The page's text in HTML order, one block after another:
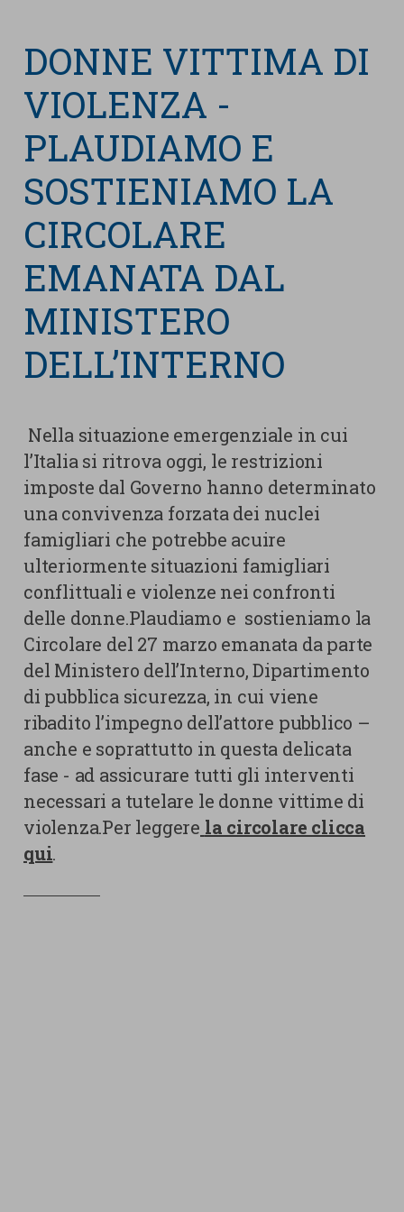
Contatti
Ufficio Stampa
Centro studi
Aziende e Fondazioni
Trasparenza
Lavora con noi
CERCACARRELLO
Cookie strettamente necessari
Cookie di Analisi
Cookie di marketing
Cookie di terze parti
DONNE VITTIMA DI
VIOLENZA -
PLAUDIAMO E
SOSTIENIAMO LA
CIRCOLARE
EMANATA DAL
MINISTERO
DELL’INTERNO
Nella situazione emergenziale in cui
l’Italia si ritrova oggi, le restrizioni
imposte dal Governo hanno determinato
una convivenza forzata dei nuclei
famigliari che potrebbe acuire
ulteriormente situazioni famigliari
conflittuali e violenze nei confronti
delle donne.Plaudiamo e sostieniamo la
Circolare del 27 marzo emanata da parte
del Ministero dell’Interno, Dipartimento
di pubblica sicurezza, in cui viene
ribadito l’impegno dell’attore pubblico –
anche e soprattutto in questa delicata
fase - ad assicurare tutti gli interventi
necessari a tutelare le donne vittime di
violenza.Per leggere la circolare clicca
qui.